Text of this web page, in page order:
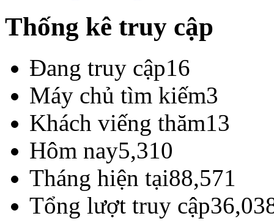
Thống kê truy cập
Đang truy cập16
Máy chủ tìm kiếm3
Khách viếng thăm13
Hôm nay5,310
Tháng hiện tại88,571
Tổng lượt truy cập